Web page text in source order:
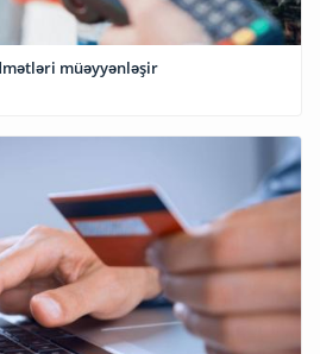
müəyyənləşir